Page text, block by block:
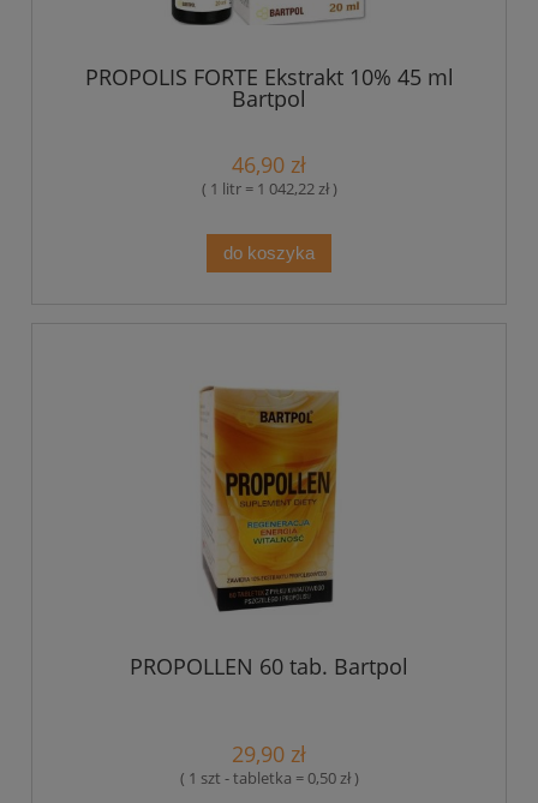
PROPOLIS FORTE Ekstrakt 10% 45 ml
Bartpol
46,90 zł
( 1 litr = 1 042,22 zł )
do koszyka
PROPOLLEN 60 tab. Bartpol
29,90 zł
( 1 szt - tabletka = 0,50 zł )